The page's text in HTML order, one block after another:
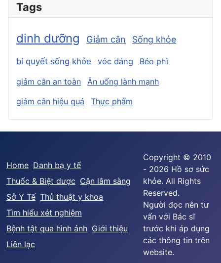
Tags
dinh dưỡng Giảm cân Sống khỏe
bí quyết sống khỏe vóc dáng Béo phì
giảm cân an toàn
Ăn uống lành mạnh
giảm cân hiệu quả
Thực phẩm
Home Danh bạ y tế
Thuốc & Biệt dược Cận lâm sàng
Sở Y Tế Thủ thuật y khoa
Tìm hiểu xét nghiệm
Bệnh tật qua hình ảnh Giới thiệu
Liên lạc
Copyright © 2010
- 2026 Hồ sơ sức
khỏe. All Rights
Reserved.
Người đọc nên tư
vấn với Bác sĩ
trước khi áp dụng
các thông tin trên
website.